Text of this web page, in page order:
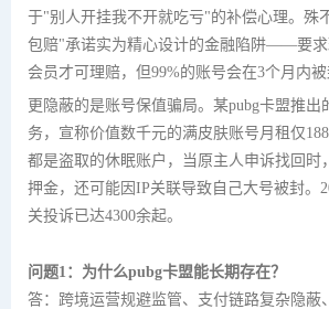
于"别人开挂我不开就吃亏"的补偿心理。殊
包赔"承诺实为精心设计的金融陷阱——要求
会员才可理赔，但99%的账号会在3个月内被
更隐蔽的是账号保值骗局。某pubg卡盟推出
务，宣称价值数千元的满皮肤账号月租仅
都是盗取的休眠账户，当原主人申诉找回时
押金，还可能因IP关联导致自己大号被封。
关投诉已达4300余起。
问题1：为什么pubg卡盟能长期存在？
答：跨境运营规避监管、支付链路复杂隐蔽